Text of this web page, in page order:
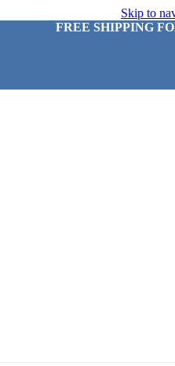
Skip to
FREE SHIPPING